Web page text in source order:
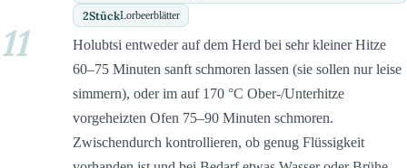
2StückLorbeerblätter
11
Holubtsi entweder auf dem Herd bei sehr kleiner Hitze
60–75 Minuten sanft schmoren lassen (sie sollen nur leise
simmern), oder im auf 170 °C Ober-/Unterhitze
vorgeheizten Ofen 75–90 Minuten schmoren.
Zwischendurch kontrollieren, ob genug Flüssigkeit